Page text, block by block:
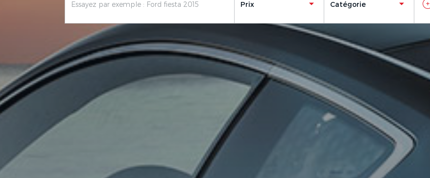
Prix Catégorie
Ajouter un véhicule(1/3 autorisés)